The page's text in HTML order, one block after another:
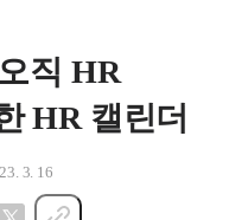
직 HR
HR 캘린더
3. 16